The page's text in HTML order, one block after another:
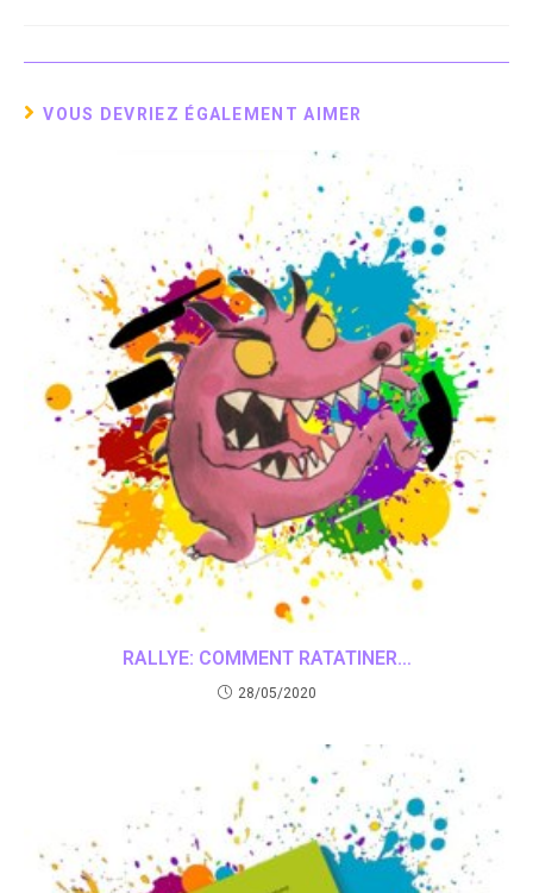
VOUS DEVRIEZ ÉGALEMENT AIMER
RALLYE: COMMENT RATATINER…
28/05/2020